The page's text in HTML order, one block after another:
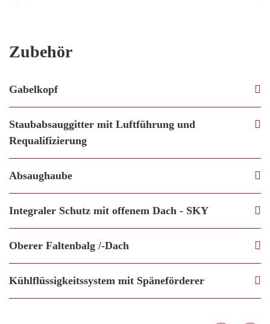
Zubehör
Gabelkopf
Staubabsauggitter mit Luftführung und
Requalifizierung
Absaughaube
Integraler Schutz mit offenem Dach - SKY
Oberer Faltenbalg /-Dach
Kühlflüssigkeitssystem mit Späneförderer